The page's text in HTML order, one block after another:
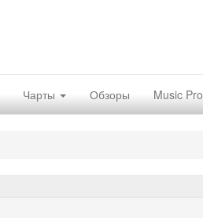
Чарты Обзоры Music Pro